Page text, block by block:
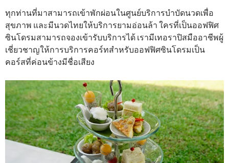
ทุกท่านที่มาสามารถเข้าพักผ่อนในศูนย์บริการบำบัดนวดเพื่อ
สุขภาพ และมีนวดไทยให้บริการยามอ่อนล้า ใครที่เป็นออฟฟิศ
ซินโดรมสามารถจองเข้ารับบริการได้ เรามีเทอราปิสมืออาชีพผู้
เชี่ยวชาญให้การบริการคอร์ทสำหรับออฟฟิศซินโดรมเป็น
คอร์สที่ค่อนข้างมีชื่อเสียง